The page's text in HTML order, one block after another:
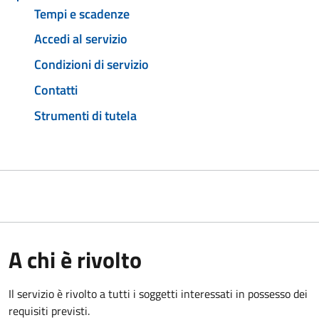
Tempi e scadenze
Accedi al servizio
Condizioni di servizio
Contatti
Strumenti di tutela
A chi è rivolto
Il servizio è rivolto a tutti i soggetti interessati in possesso dei
requisiti previsti.